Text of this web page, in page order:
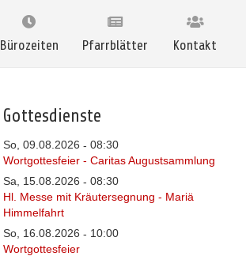
Bürozeiten Pfarrblätter Kontakt
Gottesdienste
So, 09.08.2026 - 08:30
Wortgottesfeier - Caritas Augustsammlung
Sa, 15.08.2026 - 08:30
Hl. Messe mit Kräutersegnung - Mariä
Himmelfahrt
So, 16.08.2026 - 10:00
Wortgottesfeier